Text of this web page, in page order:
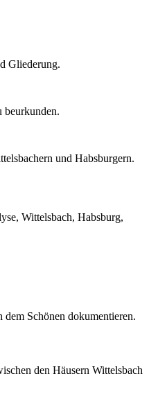
Gliederung.
beurkunden.
und Habsburgern.
Wittelsbach, Habsburg,
Schönen dokumentieren.
den Häusern Wittelsbach